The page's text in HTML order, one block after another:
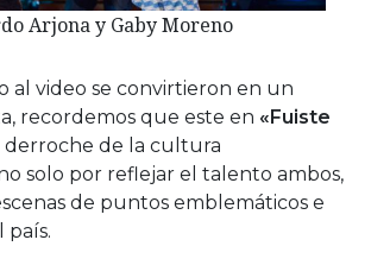
Arjona y Gaby Moreno
al video se convirtieron en un
recordemos que este en «Fuiste
de la cultura
solo por reflejar el talento ambos,
de puntos emblemáticos e
país.